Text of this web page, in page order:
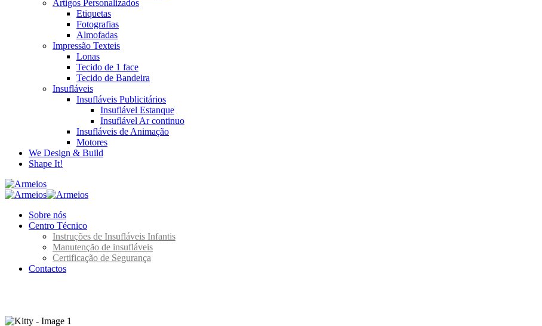
Artigos Personalizados
Etiquetas
Fotografias
Almofadas
Impressão Texteis
Lonas
Tecido de 1 face
Tecido de Bandeira
Insufláveis
Insufláveis Publicitários
Insuflável Estanque
Insuflável Ar continuo
Insufláveis de Animação
Motores
We Design & Build
Shape It!
Sobre nós
Centro Técnico
Instruções de Insufláveis Infantis
Manutenção de insufláveis
Certificação de Segurança
Contactos